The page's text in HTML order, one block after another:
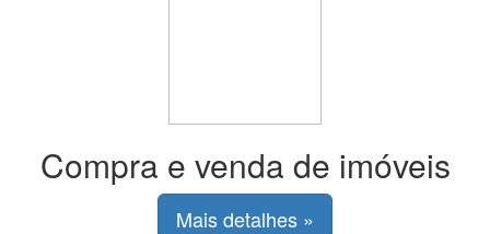
Compra e venda de imóveis
Mais detalhes »